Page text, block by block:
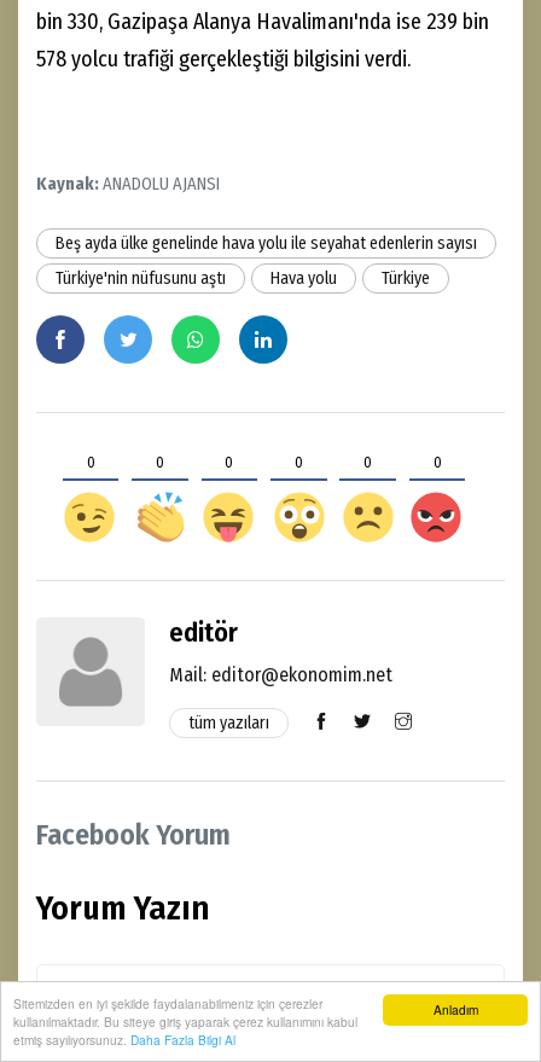
Anladım
Sitemizden en iyi şekilde faydalanabilmeniz için çerezler
kullanılmaktadır. Bu siteye giriş yaparak çerez kullanımını kabul
etmiş sayılıyorsunuz. Daha Fazla Bilgi Al
bin 330, Gazipaşa Alanya Havalimanı'nda ise 239 bin
578 yolcu trafiği gerçekleştiği bilgisini verdi.
Kaynak:ANADOLU AJANSI
Beş ayda ülke genelinde hava yolu ile seyahat edenlerin sayısı
Türkiye'nin nüfusunu aştı
Hava yolu Türkiye
0 0 0 0 0 0
editör
Mail: editor@ekonomim.net
tüm yazıları
Facebook Yorum
Yorum Yazın